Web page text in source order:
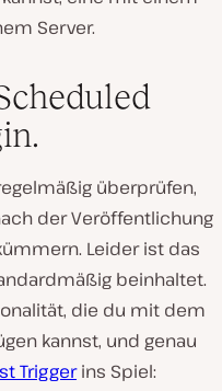
Server.
überprüfen,
der Veröffentlichung
Leider ist das
beinhaltet.
die du mit dem
kannst, und genau
Triggerins Spiel: